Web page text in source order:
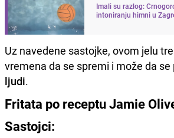
Imali su razlog:
intoniranju himni u
Uz navedene sastojke, ovom jelu
vremena da se spremi i može da se
ljudi.
Fritata po receptu Jamie
Sastojci: